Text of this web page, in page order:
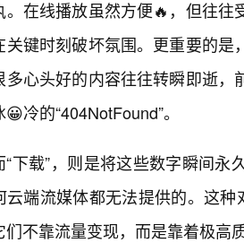
。在线播放虽然方便🔥，但往
关键时刻破坏氛围。更重要的
多心头好的内容往往转瞬即逝
冷的“404NotFound”。
“下载”，则是将这些数字瞬间
云端流媒体都无法提供的。这
们不靠流量变现，而是靠着极高